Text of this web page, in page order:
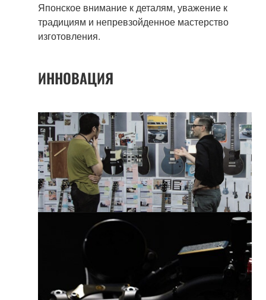
Японское внимание к деталям, уважение к
традициям и непревзойденное мастерство
изготовления.
ИННОВАЦИЯ